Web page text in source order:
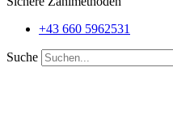
+43 660 5962531
Suche